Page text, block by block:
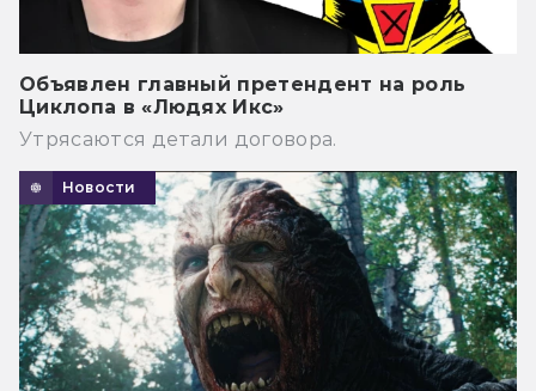
Объявлен главный претендент на роль
Циклопа в «Людях Икс»
Утрясаются детали договора.
Новости